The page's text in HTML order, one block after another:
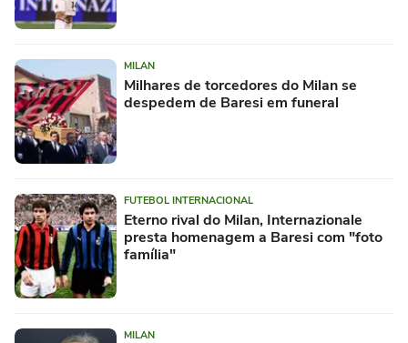
MILAN
Milhares de torcedores do Milan se
despedem de Baresi em funeral
FUTEBOL INTERNACIONAL
Eterno rival do Milan, Internazionale
presta homenagem a Baresi com "foto
família"
MILAN